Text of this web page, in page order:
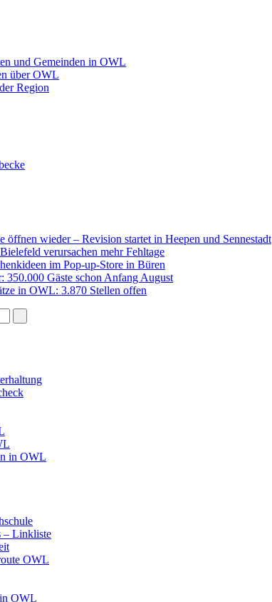
und Gemeinden in OWL
über OWL
Region
öffnen wieder – Revision startet in Heepen und Sennestadt
verursachen mehr Fehltage
im Pop-up-Store in Büren
350.000 Gäste schon Anfang August
in OWL: 3.870 Stellen offen
in OWL
– Linkliste
OWL
OWL